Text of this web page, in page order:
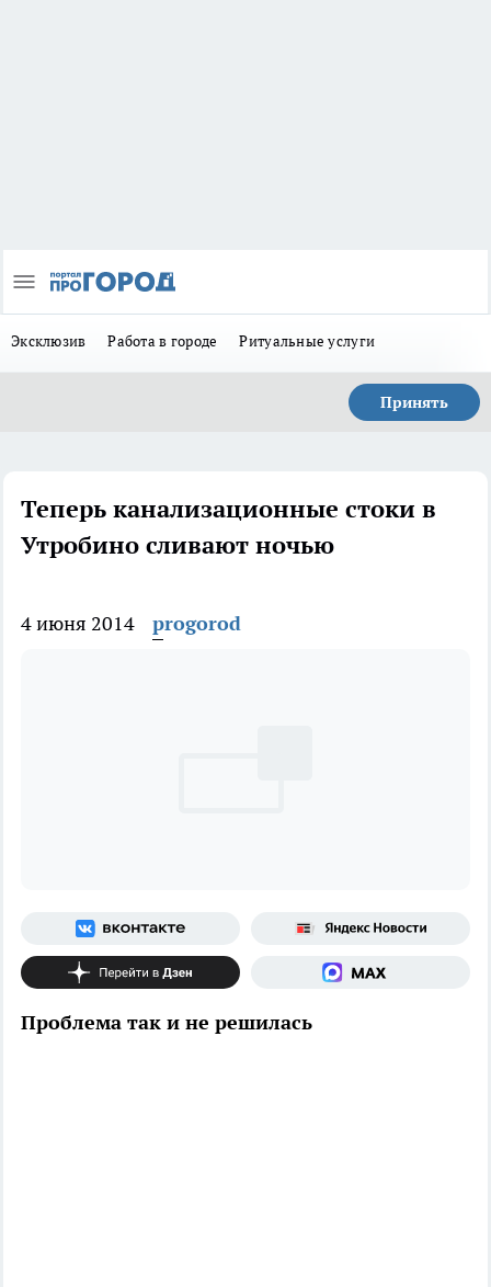
Эксклюзив Работа в городе Ритуальные услуги
Принять
Теперь канализационные стоки в
Утробино сливают ночью
4 июня 2014 progorod
Проблема так и не решилась